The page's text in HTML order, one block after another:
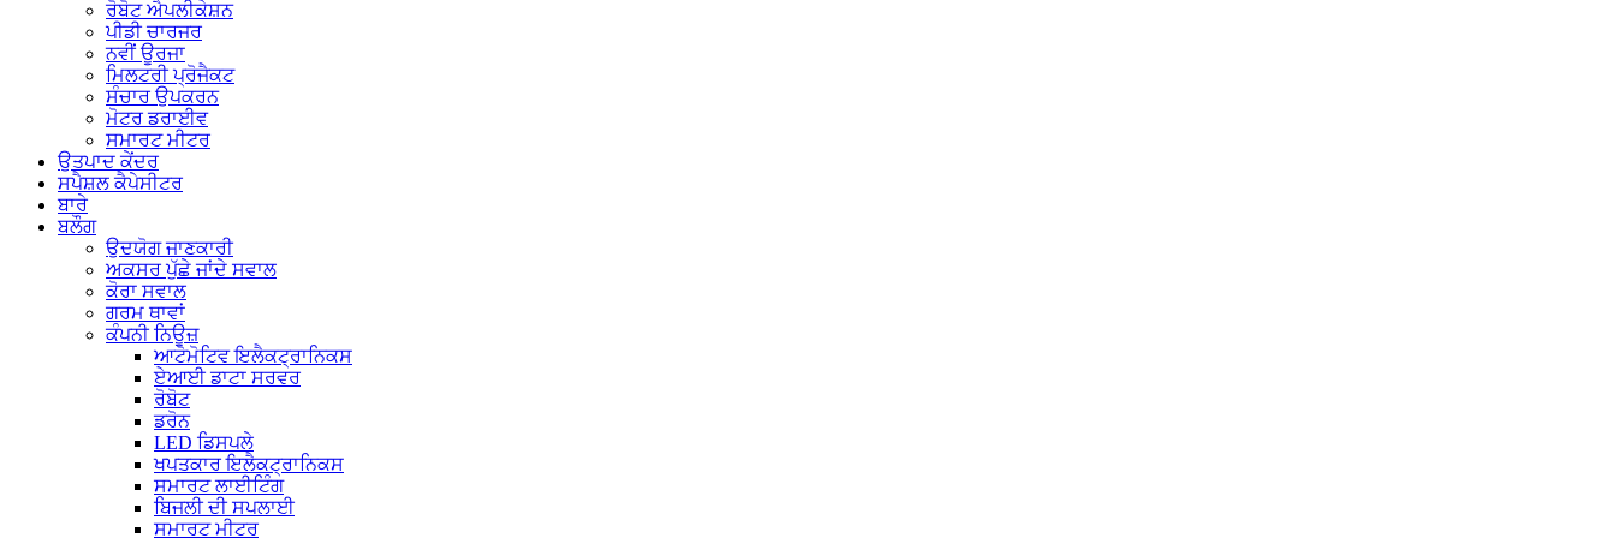
ਰੋਬੋਟ ਐਪਲੀਕੇਸ਼ਨ
ਪੀਡੀ ਚਾਰਜਰ
ਨਵੀਂ ਊਰਜਾ
ਮਿਲਟਰੀ ਪ੍ਰੋਜੈਕਟ
ਸੰਚਾਰ ਉਪਕਰਨ
ਮੋਟਰ ਡਰਾਈਵ
ਸਮਾਰਟ ਮੀਟਰ
ਉਤਪਾਦ ਕੇਂਦਰ
ਸਪੈਸ਼ਲ ਕੈਪੇਸੀਟਰ
ਬਾਰੇ
ਬਲੌਗ
ਉਦਯੋਗ ਜਾਣਕਾਰੀ
ਅਕਸਰ ਪੁੱਛੇ ਜਾਂਦੇ ਸਵਾਲ
ਕੋਰਾ ਸਵਾਲ
ਗਰਮ ਥਾਵਾਂ
ਕੰਪਨੀ ਨਿਊਜ਼
ਆਟੋਮੋਟਿਵ ਇਲੈਕਟ੍ਰਾਨਿਕਸ
ਏਆਈ ਡਾਟਾ ਸਰਵਰ
ਰੋਬੋਟ
ਡਰੋਨ
LED ਡਿਸਪਲੇ
ਖਪਤਕਾਰ ਇਲੈਕਟ੍ਰਾਨਿਕਸ
ਸਮਾਰਟ ਲਾਈਟਿੰਗ
ਬਿਜਲੀ ਦੀ ਸਪਲਾਈ
ਸਮਾਰਟ ਮੀਟਰ